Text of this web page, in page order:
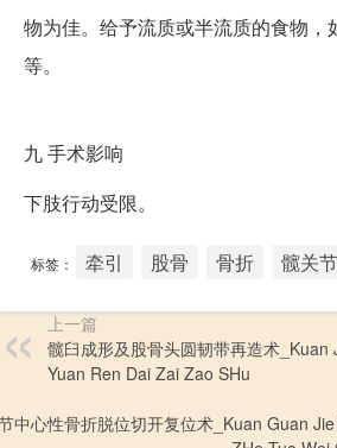
物为佳。给予流质或半流质的食物，
等。
九手术影响
下肢行动受限。
标签： 牵引 股骨 骨折 髋关
上一篇
髋臼成形及股骨头圆韧带再造术
Yuan Ren Dai Zai Zao SHu
中心性骨折脱位切开复位术_Kuan Guan